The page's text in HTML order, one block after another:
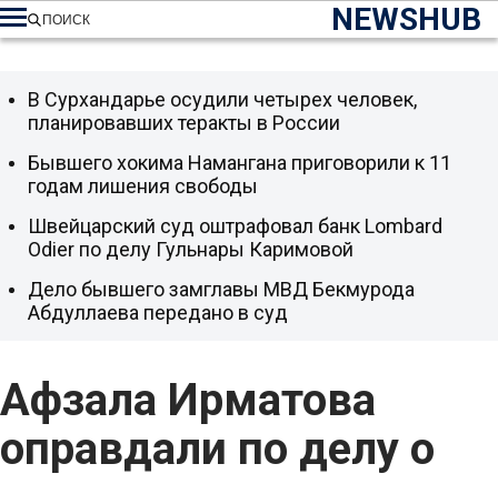
NEWSHUB
ПОИСК
Афзала Ирматова
оправдали по делу о
В Сурхандарье осудили четырех человек,
планировавших теракты в России
Бывшего хокима Намангана приговорили к 11
годам лишения свободы
Швейцарский суд оштрафовал банк Lombard
Odier по делу Гульнары Каримовой
Дело бывшего замглавы МВД Бекмурода
Абдуллаева передано в суд